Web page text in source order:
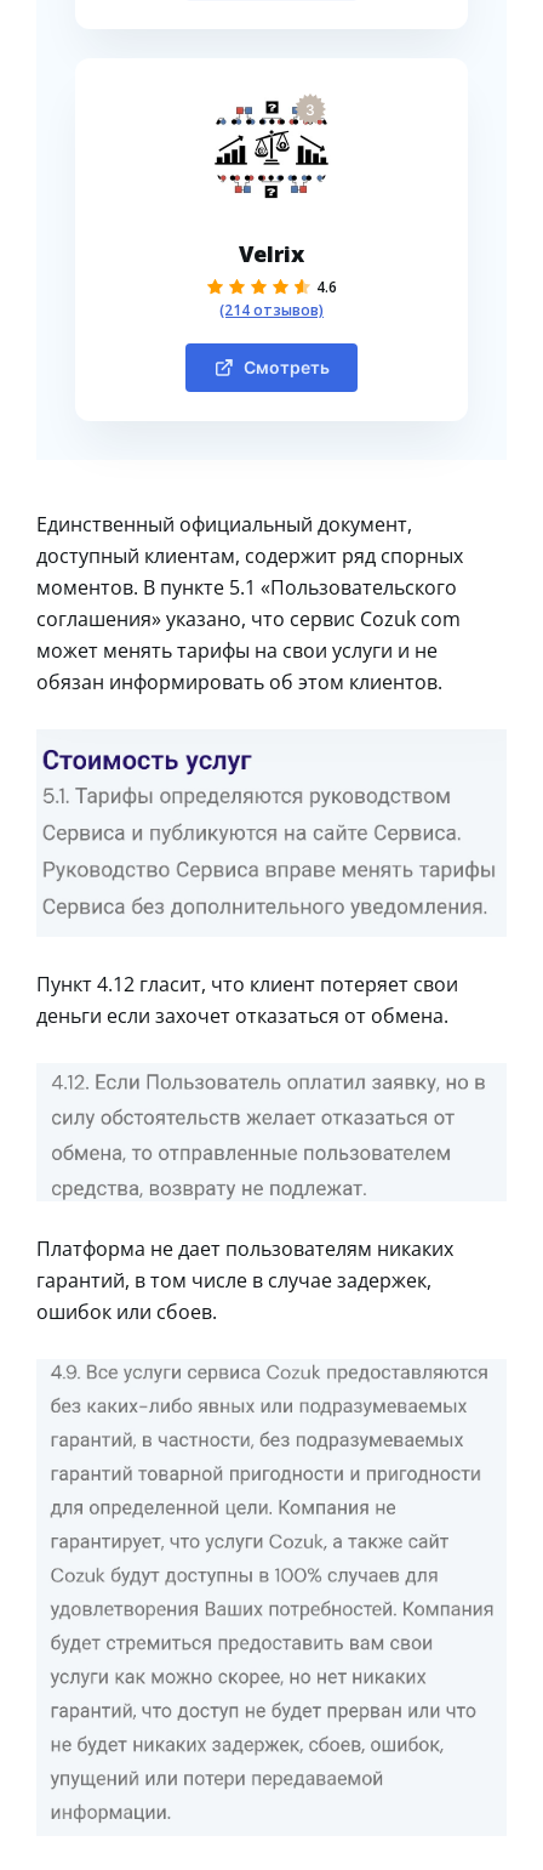
3
Velrix
4.6
(214 отзывов)
Смотреть
Единственный официальный документ,
доступный клиентам, содержит ряд спорных
моментов. В пункте 5.1 «Пользовательского
соглашения» указано, что сервис Cozuk com
может менять тарифы на свои услуги и не
обязан информировать об этом клиентов.
Пункт 4.12 гласит, что клиент потеряет свои
деньги если захочет отказаться от обмена.
Платформа не дает пользователям никаких
гарантий, в том числе в случае задержек,
ошибок или сбоев.